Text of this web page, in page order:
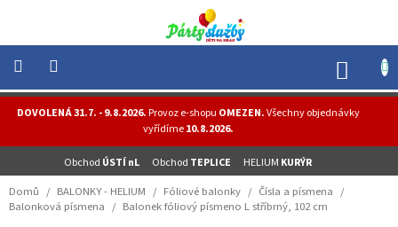
obsah
DOVOLENÁ 31.7. - 9.8.2026.Provoz e-shopu OMEZEN.Všechny objednávky
vyřídíme10.8.2026.
Obchod ÚSTÍ nL Obchod TEPLICE HELIUM KURÝR
NOVINKY
HELIUM
Domů / BALONKY - HELIUM / Fóliové balonky / Čísla a písmena /
Balonková písmena / Balonek fóliový písmeno L stříbrný, 102 cm